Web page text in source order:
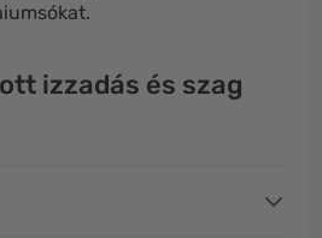
izzadás és szag